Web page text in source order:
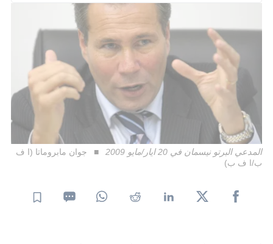
المدعي البرتو نيسمان في 20 ايار/مايو 2009
جوان مابروماتا (ا ف
ب/ا ف ب)